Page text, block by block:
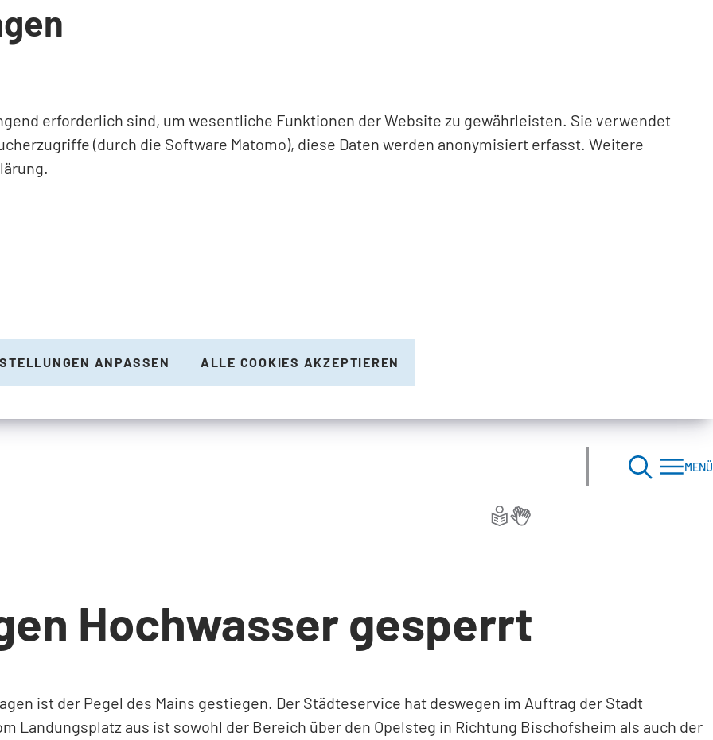
erforderlich sind, um wesentliche Funktionen der Website zu gewährleisten. Sie verwendet
(durch die Software Matomo), diese Daten werden anonymisiert erfasst. Weitere
ANPASSEN ALLE COOKIES AKZEPTIEREN
MENÜ
Hochwasser gesperrt
ist der Pegel des Mains gestiegen. Der Städteservice hat deswegen im Auftrag der Stadt
Landungsplatz aus ist sowohl der Bereich über den Opelsteg in Richtung Bischofsheim als auch der